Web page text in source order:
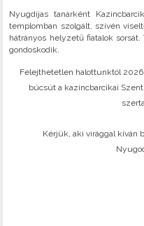
Nyugdíjas tanárként
templomban szolgált, szívén
hátrányos helyzetű fiatalok
gondoskodik.
Felejthetetlen halottunktól
búcsút a kazincbarcikai
Kérjük, aki virággal kíván